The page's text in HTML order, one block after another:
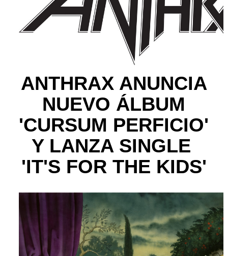
ANTHRAX ANUNCIA
NUEVO ÁLBUM
'CURSUM PERFICIO'
Y LANZA SINGLE
'IT'S FOR THE KIDS'